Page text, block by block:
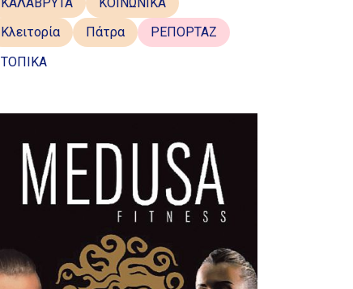
Κλειτορία
Πάτρα
ΡΕΠΟΡΤΑΖ
ΤΟΠΙΚΑ